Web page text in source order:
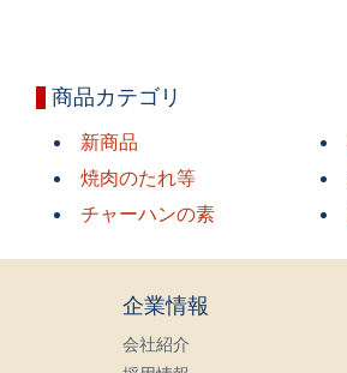
商品カテゴリ
新商品
焼肉のたれ等
チャーハンの素
企業情報
会社紹介